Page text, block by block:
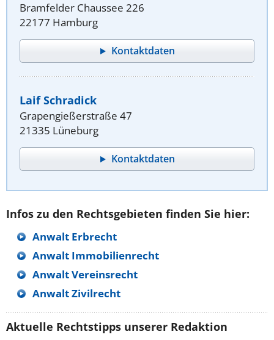
Bramfelder Chaussee 226
22177 Hamburg
Kontaktdaten
Laif Schradick
Grapengießerstraße 47
21335 Lüneburg
Kontaktdaten
Infos zu den Rechtsgebieten finden Sie hier:
Anwalt Erbrecht
Anwalt Immobilienrecht
Anwalt Vereinsrecht
Anwalt Zivilrecht
Aktuelle Rechtstipps unserer Redaktion